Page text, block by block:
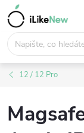
Přejít
na
obsah
12 / 12 Pro